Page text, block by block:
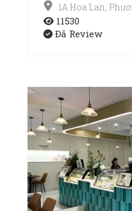
1A Hoa Lan,
11530
Đã Review